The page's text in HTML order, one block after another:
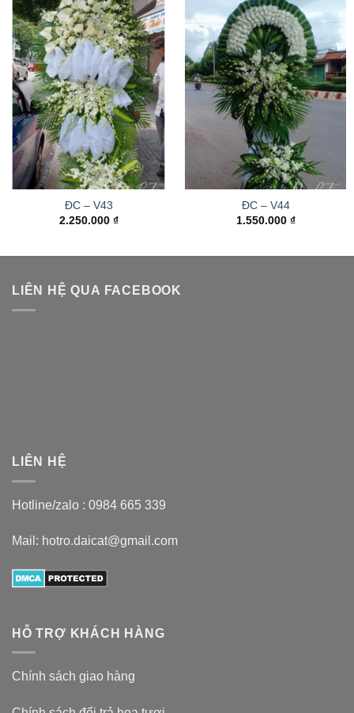
ĐC – V43
2.250.000 ₫
ĐC – V44
1.550.000 ₫
LIÊN HỆ QUA FACEBOOK
LIÊN HỆ
Hotline/zalo : 0984 665 339
Mail: hotro.daicat@gmail.com
HỖ TRỢ KHÁCH HÀNG
Chính sách giao hàng